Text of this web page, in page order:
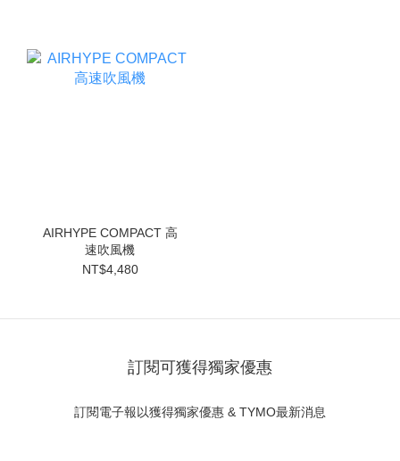
AIRHYPE COMPACT 高
速吹風機
NT$4,480
訂閱可獲得獨家優惠
訂閱電子報以獲得獨家優惠 & TYMO最新消息